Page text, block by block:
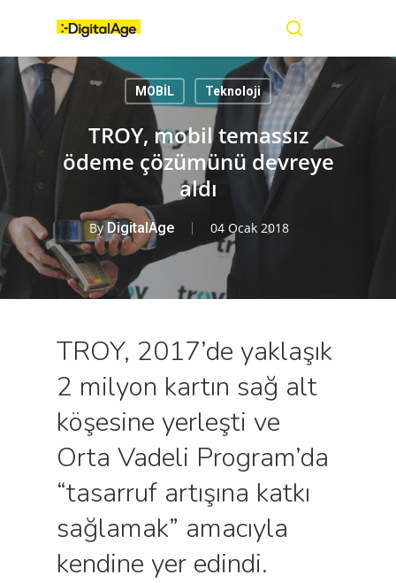
content
MOBİL Teknoloji
TROY, mobil temassız
ödeme çözümünü devreye
aldı
By DigitalAge 04 Ocak 2018
TROY, 2017’de yaklaşık
2 milyon kartın sağ alt
köşesine yerleşti ve
Orta Vadeli Program’da
“tasarruf artışına katkı
sağlamak” amacıyla
kendine yer edindi.